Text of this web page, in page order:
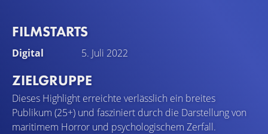
FILMSTARTS
Digital 5. Juli 2022
ZIELGRUPPE
Dieses Highlight erreichte verlässlich ein breites
Publikum (25+) und fasziniert durch die Darstellung von
maritimem Horror und psychologischem Zerfall.